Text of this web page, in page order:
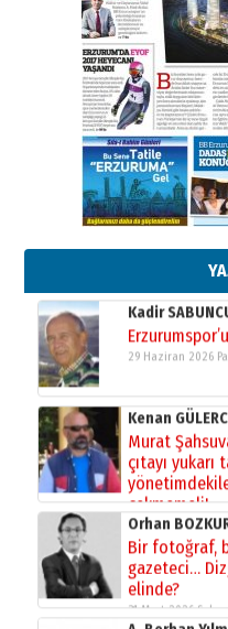
Ahmed
”Reisimiz”
26 Mart 2026
Cem Bakırcı
Ardında
gönül adamı
13 Mayıs 2026
Esat
Başkan
bir vizyon
02 Ağustos 2026
Kadir
29 Haziran 2026
Kenan
Murat
çıtayı yukarı
çekmemeli!
17 Şubat 2026 SalıOrhan
Bir fotoğraf,
gazeteci…
elinde?
31 Mart 2026 Salı
A. Berhan